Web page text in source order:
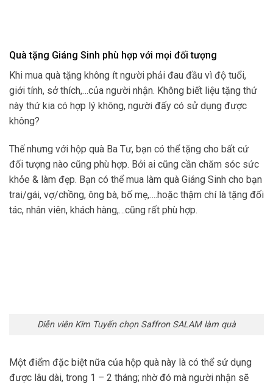
Quà tặng Giáng Sinh phù hợp với mọi đối tượng
Khi mua quà tặng không ít người phải đau đầu vì độ tuổi,
giới tính, sở thích,…của người nhận. Không biết liệu tặng thứ
này thứ kia có hợp lý không, người đấy có sử dụng được
không?
Thế nhưng với hộp quà Ba Tư, bạn có thể tặng cho bất cứ
đối tượng nào cũng phù hợp. Bởi ai cũng cần chăm sóc sức
khỏe & làm đẹp. Bạn có thể mua làm quà Giáng Sinh cho bạn
trai/gái, vợ/chồng, ông bà, bố mẹ,….hoặc thậm chí là tặng đối
tác, nhân viên, khách hàng,…cũng rất phù hợp.
Diễn viên Kim Tuyến chọn Saffron SALAM làm quà
Một điểm đặc biệt nữa của hộp quà này là có thể sử dụng
được lâu dài, trong 1 – 2 tháng; nhờ đó mà người nhận sẽ